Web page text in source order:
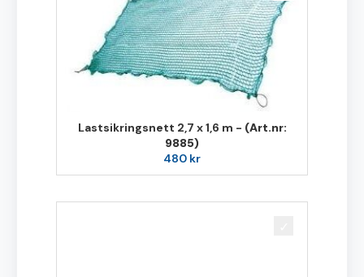
Lastsikringsnett 2,7 x 1,6 m - (Art.nr:
9885)
480 kr